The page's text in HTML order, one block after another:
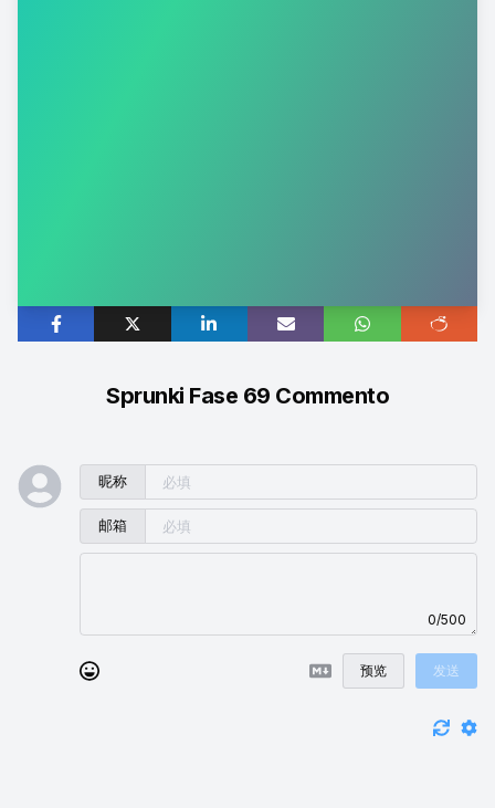
Sprunki Fase 69 Commento
昵称
邮箱
0/500
预览 发送